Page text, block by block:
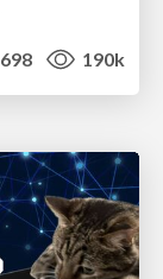
698 190k